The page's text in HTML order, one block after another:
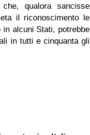
che, qualora sancisse
il riconoscimento le
alcuni Stati, potrebbe
in tutti e cinquanta gli